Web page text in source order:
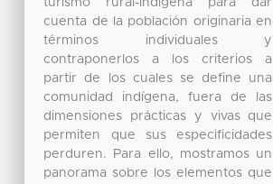
turismo rural-indígena para dar
cuenta de la población originaria en
términos individuales y
contraponerlos a los criterios a
partir de los cuales se define una
comunidad indígena, fuera de las
dimensiones prácticas y vivas que
permiten que sus especificidades
perduren. Para ello, mostramos un
panorama sobre los elementos que